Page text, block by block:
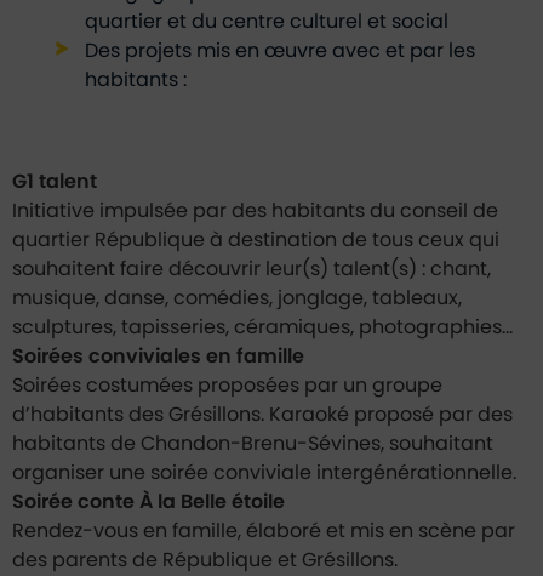
quartier et du centre culturel et social
Des projets mis en œuvre avec et par les
habitants :
G1 talent
Initiative impulsée par des habitants du conseil de
quartier République à destination de tous ceux qui
souhaitent faire découvrir leur(s) talent(s) : chant,
musique, danse, comédies, jonglage, tableaux,
sculptures, tapisseries, céramiques, photographies…
Soirées conviviales en famille
Soirées costumées proposées par un groupe
d’habitants des Grésillons. Karaoké proposé par des
habitants de Chandon-Brenu-Sévines, souhaitant
organiser une soirée conviviale intergénérationnelle.
Soirée conte À la Belle étoile
Rendez-vous en famille, élaboré et mis en scène par
des parents de République et Grésillons.